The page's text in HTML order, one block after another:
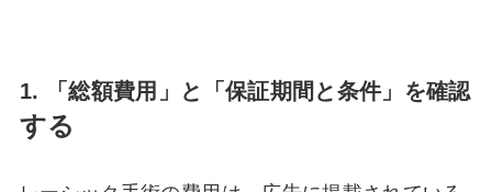
1. 「総額費用」と「保証期間と条件」を確認
する